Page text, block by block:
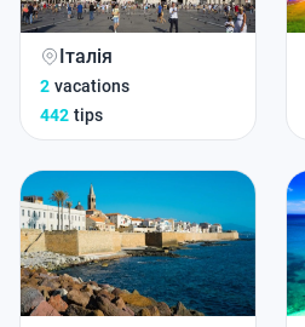
Італія
2 vacations
442 tips